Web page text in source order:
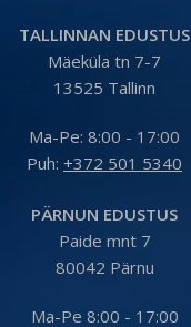
TALLINNAN EDUSTUS
Mäeküla tn 7-7
13525 Tallinn
Ma-Pe: 8:00 - 17:00
Puh: +372 501 5340
PÄRNUN EDUSTUS
Paide mnt 7
80042 Pärnu
Ma-Pe 8:00 - 17:00